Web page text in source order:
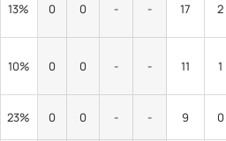
13% 0 0 - - 17 2
10% 0 0 - - 11 1
23% 0 0 - - 9 0